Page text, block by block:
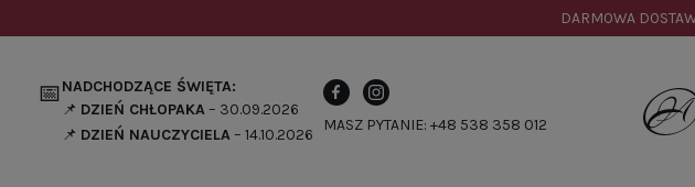
DARMOWA
📅NADCHODZĄCE ŚWIĘTA:
📌 DZIEŃ CHŁOPAKA– 30.09.2026
📌 DZIEŃ NAUCZYCIELA– 14.10.2026
MASZ PYTANIE: +48 538 358 012